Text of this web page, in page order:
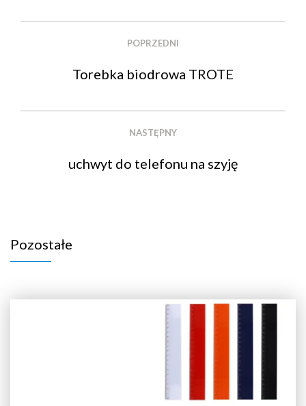
POPRZEDNI
Torebka biodrowa TROTE
NASTĘPNY
uchwyt do telefonu na szyję
Pozostałe